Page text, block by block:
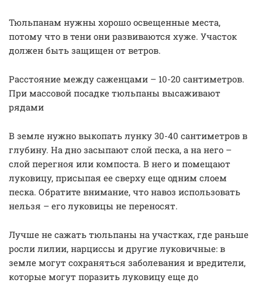
Тюльпанам нужны хорошо освещенные места,
потому что в тени они развиваются хуже. Участок
должен быть защищен от ветров.
Расстояние между саженцами – 10-20 сантиметров.
При массовой посадке тюльпаны высаживают
рядами
В земле нужно выкопать лунку 30-40 сантиметров в
глубину. На дно засыпают слой песка, а на него –
слой перегноя или компоста. В него и помещают
луковицу, присыпая ее сверху еще одним слоем
песка. Обратите внимание, что навоз использовать
нельзя – его луковицы не переносят.
Лучше не сажать тюльпаны на участках, где раньше
росли лилии, нарциссы и другие луковичные: в
земле могут сохраняться заболевания и вредители,
которые могут поразить луковицу еще до